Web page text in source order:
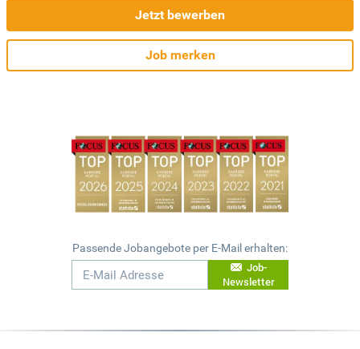
Jetzt bewerben
Job merken
Passende Jobangebote per E-Mail erhalten:
Job-
Newsletter